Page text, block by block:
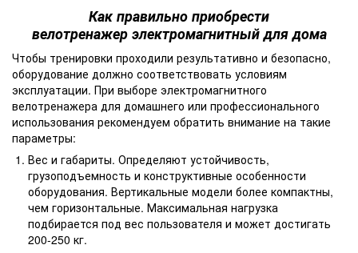
Как правильно приобрести
велотренажер электромагнитный для дома
Чтобы тренировки проходили результативно и безопасно,
оборудование должно соответствовать условиям
эксплуатации. При выборе электромагнитного
велотренажера для домашнего или профессионального
использования рекомендуем обратить внимание на такие
параметры:
Вес и габариты. Определяют устойчивость,
грузоподъемность и конструктивные особенности
оборудования. Вертикальные модели более компактны,
чем горизонтальные. Максимальная нагрузка
подбирается под вес пользователя и может достигать
200-250 кг.